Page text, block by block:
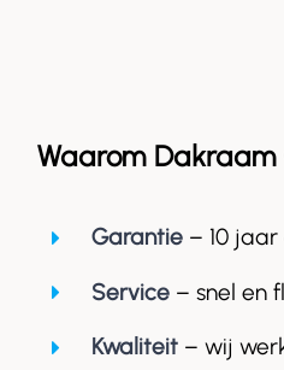
Waarom
Garantie– 10 jaar
Service – snel en
Kwaliteit– wij